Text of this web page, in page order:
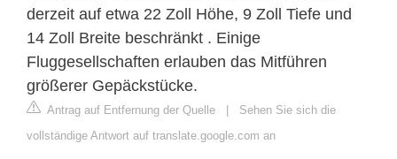
derzeit auf etwa 22 Zoll Höhe, 9 Zoll Tiefe und
14 Zoll Breite beschränkt . Einige
Fluggesellschaften erlauben das Mitführen
größerer Gepäckstücke.
Antrag auf Entfernung der Quelle | Sehen Sie sich die
vollständige Antwort auf translate.google.com an